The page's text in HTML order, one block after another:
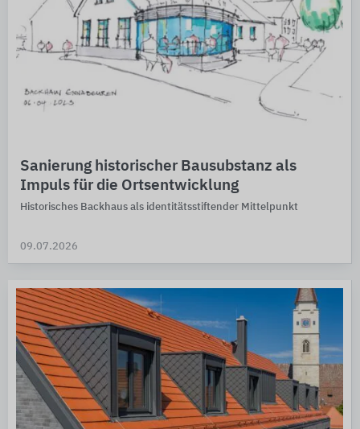
Sanierung historischer Bausubstanz als
Impuls für die Ortsentwicklung
Historisches Backhaus als identitätsstiftender Mittelpunkt
09.07.2026